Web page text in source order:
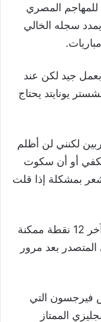
للمهاجم المصري
سجله الخالي
جيد لكن عند
يونايتد يحتاج
لكنني لن أظلم
يكفي أو أن سكوت
بمشكلة إذا قلت
وحقق يونايتد نقطة واحدة فقط من آخر 12 نقطة ممكنة
بعد مرور
فيرجسون التي
الإنجليزي الممتاز